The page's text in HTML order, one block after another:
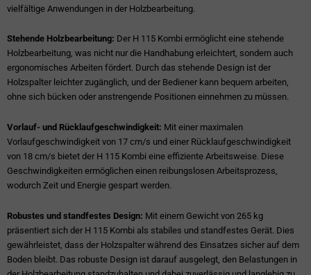
vielfältige Anwendungen in der Holzbearbeitung.
Stehende Holzbearbeitung: Der H 115 Kombi ermöglicht eine stehende
Holzbearbeitung, was nicht nur die Handhabung erleichtert, sondern auch
ergonomisches Arbeiten fördert. Durch das stehende Design ist der
Holzspalter leichter zugänglich, und der Bediener kann bequem arbeiten,
ohne sich bücken oder anstrengende Positionen einnehmen zu müssen.
Vorlauf- und Rücklaufgeschwindigkeit: Mit einer maximalen
Vorlaufgeschwindigkeit von 17 cm/s und einer Rücklaufgeschwindigkeit
von 18 cm/s bietet der H 115 Kombi eine effiziente Arbeitsweise. Diese
Geschwindigkeiten ermöglichen einen reibungslosen Arbeitsprozess,
wodurch Zeit und Energie gespart werden.
Robustes und standfestes Design: Mit einem Gewicht von 265 kg
präsentiert sich der H 115 Kombi als stabiles und standfestes Gerät. Dies
gewährleistet, dass der Holzspalter während des Einsatzes sicher auf dem
Boden bleibt. Das robuste Design ist darauf ausgelegt, den Belastungen in